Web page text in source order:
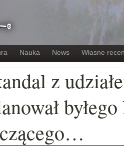
Nauka News Własne
z